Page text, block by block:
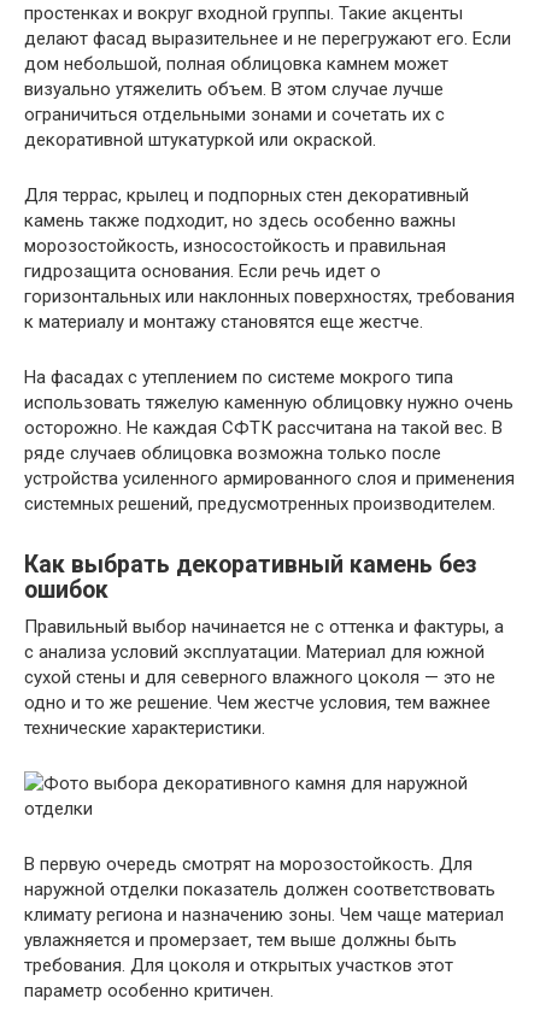
простенках и вокруг входной группы. Такие акценты
делают фасад выразительнее и не перегружают его. Если
дом небольшой, полная облицовка камнем может
визуально утяжелить объем. В этом случае лучше
ограничиться отдельными зонами и сочетать их с
декоративной штукатуркой или окраской.
Для террас, крылец и подпорных стен декоративный
камень также подходит, но здесь особенно важны
морозостойкость, износостойкость и правильная
гидрозащита основания. Если речь идет о
горизонтальных или наклонных поверхностях, требования
к материалу и монтажу становятся еще жестче.
На фасадах с утеплением по системе мокрого типа
использовать тяжелую каменную облицовку нужно очень
осторожно. Не каждая СФТК рассчитана на такой вес. В
ряде случаев облицовка возможна только после
устройства усиленного армированного слоя и применения
системных решений, предусмотренных производителем.
Как выбрать декоративный камень без
ошибок
Правильный выбор начинается не с оттенка и фактуры, а
с анализа условий эксплуатации. Материал для южной
сухой стены и для северного влажного цоколя — это не
одно и то же решение. Чем жестче условия, тем важнее
технические характеристики.
В первую очередь смотрят на морозостойкость. Для
наружной отделки показатель должен соответствовать
климату региона и назначению зоны. Чем чаще материал
увлажняется и промерзает, тем выше должны быть
требования. Для цоколя и открытых участков этот
параметр особенно критичен.